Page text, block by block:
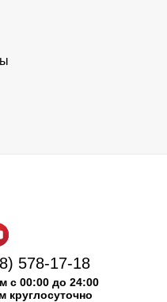
578-17-18
с 00:00 до 24:00
круглосуточно